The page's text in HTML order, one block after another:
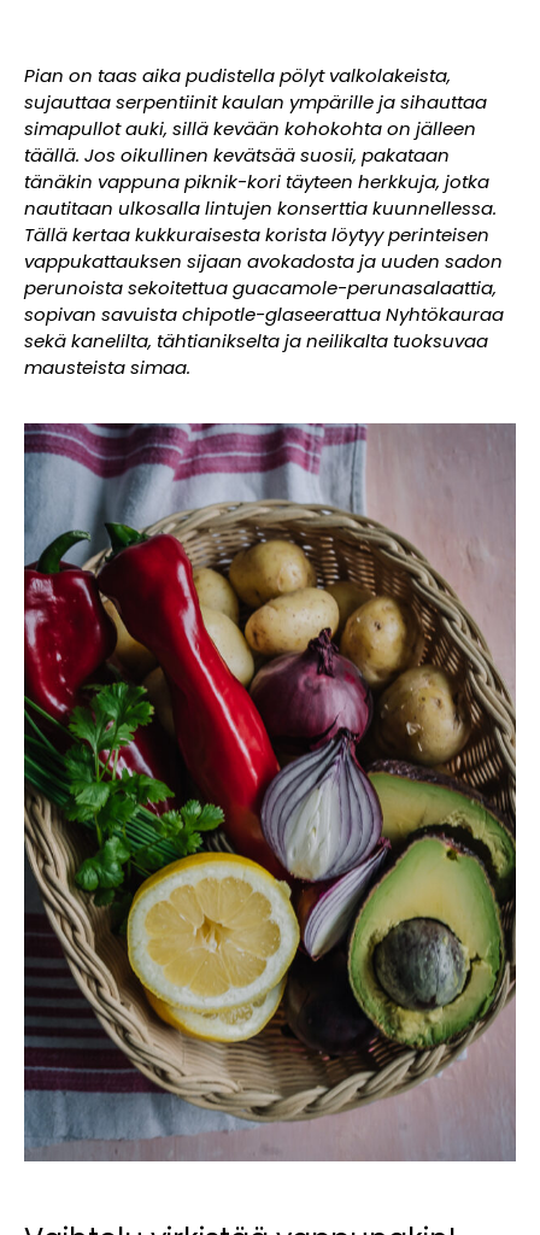
Pian on taas aika pudistella pölyt valkolakeista,
sujauttaa serpentiinit kaulan ympärille ja sihauttaa
simapullot auki, sillä kevään kohokohta on jälleen
täällä. Jos oikullinen kevätsää suosii, pakataan
tänäkin vappuna piknik-kori täyteen herkkuja, jotka
nautitaan ulkosalla lintujen konserttia kuunnellessa.
Tällä kertaa kukkuraisesta korista löytyy perinteisen
vappukattauksen sijaan avokadosta ja uuden sadon
perunoista sekoitettua guacamole-perunasalaattia,
sopivan savuista chipotle-glaseerattua Nyhtökauraa
sekä kanelilta, tähtianikselta ja neilikalta tuoksuvaa
mausteista simaa.